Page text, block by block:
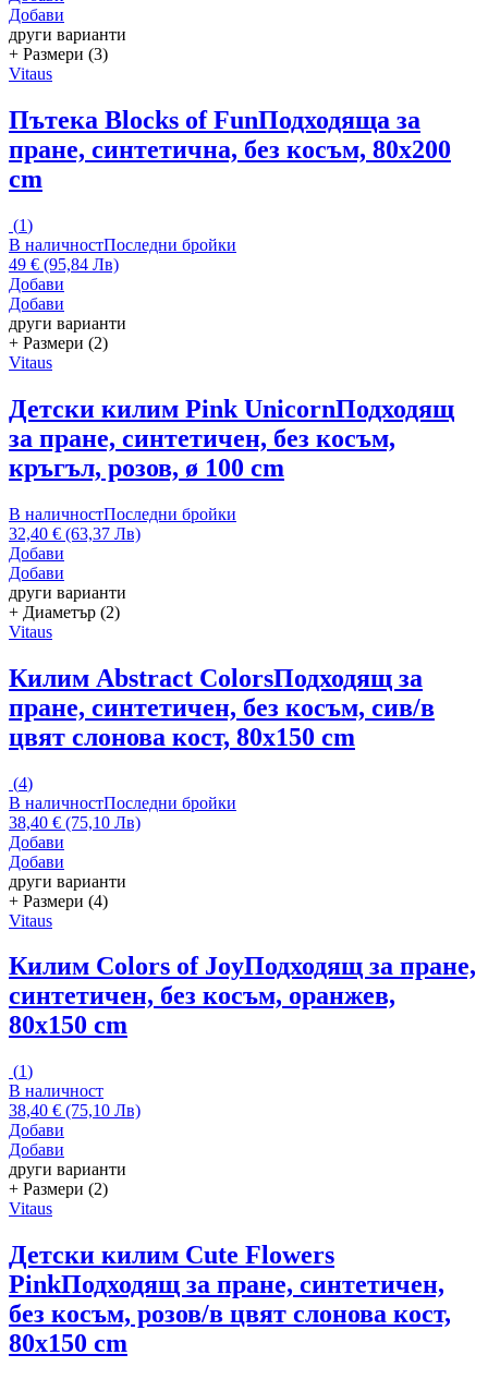
Добави
други варианти
+ Размери (3)
Vitaus
Пътека Blocks of FunПодходяща за
пране, синтетична, без косъм, 80x200
cm
(1)
В наличностПоследни бройки
49 € (95,84 Лв)
Добави
Добави
други варианти
+ Размери (2)
Vitaus
Детски килим Pink UnicornПодходящ
за пране, синтетичен, без косъм,
кръгъл, розов, ø 100 cm
В наличностПоследни бройки
32,40 € (63,37 Лв)
Добави
Добави
други варианти
+ Диаметър (2)
Vitaus
Килим Abstract ColorsПодходящ за
пране, синтетичен, без косъм, сив/в
цвят слонова кост, 80x150 cm
(4)
В наличностПоследни бройки
38,40 € (75,10 Лв)
Добави
Добави
други варианти
+ Размери (4)
Vitaus
Килим Colors of JoyПодходящ за пране,
синтетичен, без косъм, оранжев,
80x150 cm
(1)
В наличност
38,40 € (75,10 Лв)
Добави
Добави
други варианти
+ Размери (2)
Vitaus
Детски килим Cute Flowers
PinkПодходящ за пране, синтетичен,
без косъм, розов/в цвят слонова кост,
80x150 cm